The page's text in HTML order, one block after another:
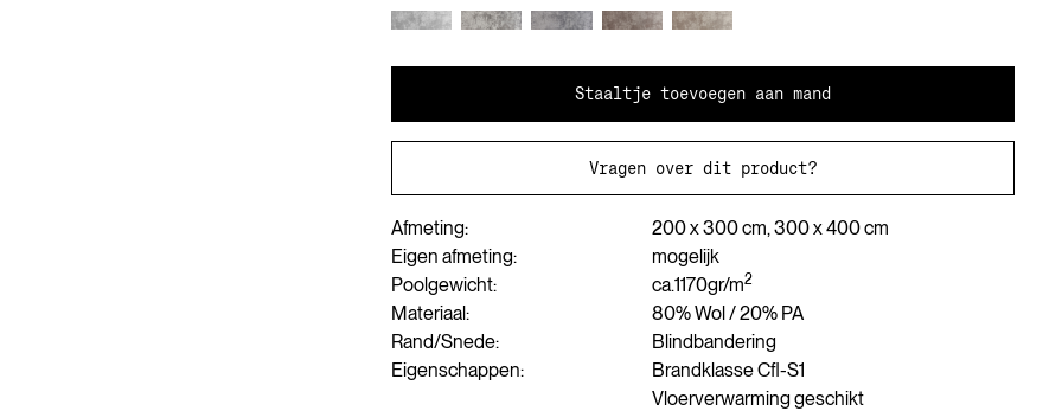
Staaltje toevoegen aan mand
Vragen over dit product?
Afmeting:
200 x 300 cm, 300 x 400 cm
Eigen afmeting:
mogelijk
Poolgewicht:
ca.1170gr/m2
Materiaal:
80% Wol / 20% PA
Rand/Snede:
Blindbandering
Eigenschappen:
Brandklasse Cfl-S1
Vloerverwarming geschikt